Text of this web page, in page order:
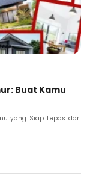
Buat Kamu
yang Siap Lepas dari